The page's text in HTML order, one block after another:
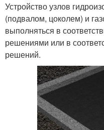
Устройство узлов
(подвалом, цоколем) и
выполняться в
решениями или в
решений.